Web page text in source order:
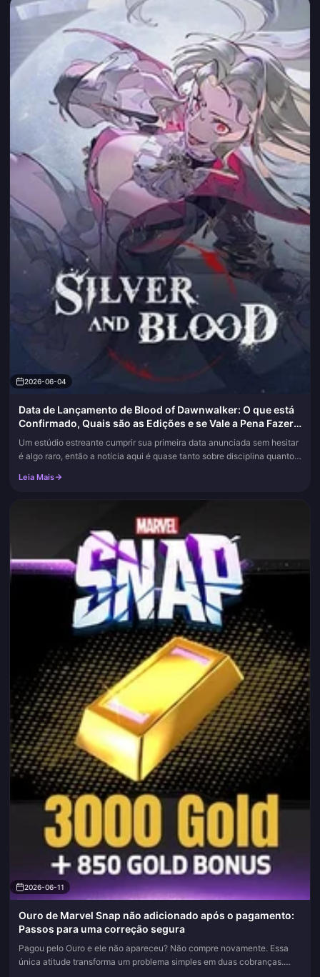
2026-06-04
Data de Lançamento de Blood of Dawnwalker: O que está
Confirmado, Quais são as Edições e se Vale a Pena Fazer a
Pré-venda
Um estúdio estreante cumprir sua primeira data anunciada sem hesitar
é algo raro, então a notícia aqui é quase tanto sobre disciplina quanto
Leia Mais
2026-06-11
Ouro de Marvel Snap não adicionado após o pagamento:
Passos para uma correção segura
Pagou pelo Ouro e ele não apareceu? Não compre novamente. Essa
única atitude transforma um problema simples em duas cobranças.